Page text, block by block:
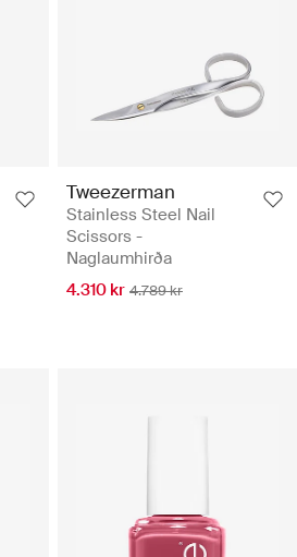
Tweezerman
Stainless Steel Nail
Scissors -
Naglaumhirða
4.310 kr 4.789 kr